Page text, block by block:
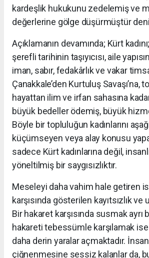
kardeşlik hukukunu zedelemiş ve
değerlerine gölge düşürmüştür
Açıklamanın devamında; Kürt
şerefli tarihinin taşıyıcısı, aile
iman, sabır, fedakârlık ve vakar
Çanakkale’den Kurtuluş Savaşı’na,
hayattan ilim ve irfan sahasına
büyük bedeller ödemiş, büyük
Böyle bir topluluğun kadınlarını
küçümseyen veya alay konusu
sadece Kürt kadınlarına değil,
yöneltilmiş bir saygısızlıktır.
Meseleyi daha vahim hale getiren
karşısında gösterilen kayıtsızlık ve
Bir hakaret karşısında susmak ayrı
hakareti tebessümle karşılamak
daha derin yaralar açmaktadır.
çiğnenmesine sessiz kalanlar da,